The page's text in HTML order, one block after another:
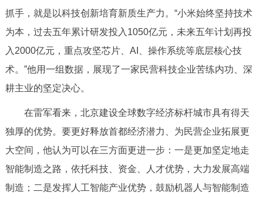
ESPAÑOL العربية PORTUGUÊS
抓手，就是以科技创新培育新质生产力。“小米始终坚持技术
为本，过去五年累计研发投入1050亿元，未来五年计划再投
入2000亿元，重点攻坚芯片、AI、操作系统等底层核心技
术。”他用一组数据，展现了一家民营科技企业苦练内功、深
耕主业的坚定决心。
在雷军看来，北京建设全球数字经济标杆城市具有得天
独厚的优势。要更好释放首都经济潜力、为民营企业拓展更
大空间，他认为可以在三方面更进一步：一是更加坚定地走
智能制造之路，依托科技、资金、人才优势，大力发展高端
制造；二是发挥人工智能产业优势，鼓励机器人与智能制造